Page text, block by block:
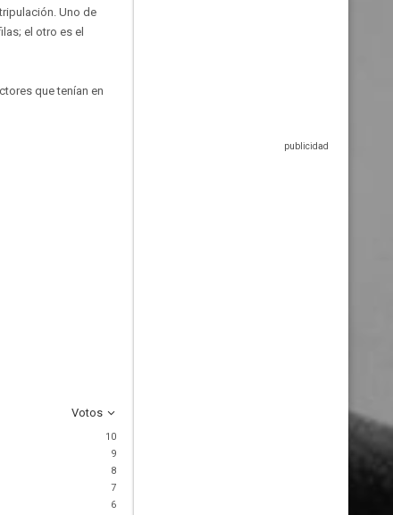
Uno de
el otro es el
que tenían en
Votos
10
9
8
7
6